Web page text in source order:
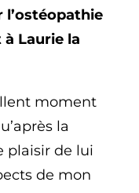
Laurie la
moment
la
plaisir de lui
de mon